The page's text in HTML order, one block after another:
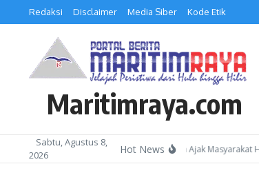
Lewati ke konten
Redaksi Disclaimer Media Siber Kode Etik
Maritimraya.com
Sabtu, Agustus 8,
2026
Hot News
Kepala Kemenag Batam Ajak Masyarakat Hadiri